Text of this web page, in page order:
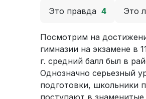
Это правда 4 Это
Посмотрим на
гимназии на экзамене в
г. средний балл был в
Однозначно серьезный
подготовки, школьники
поступают в